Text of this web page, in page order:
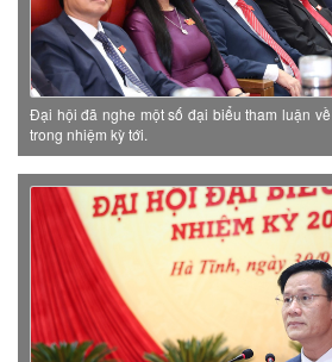
Đại hội đã nghe một số đại biểu tham luận
trong nhiệm kỳ tới.